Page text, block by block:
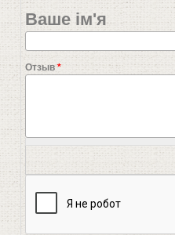
Ваше ім'я
Отзыв*